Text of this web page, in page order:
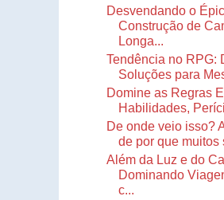
Desvendando o
Construção de
Longa...
Tendência no RPG:
Soluções para
Domine as Regras
Habilidades,
De onde veio isso?
de por que muitos
Além da Luz e do
Dominando
c...